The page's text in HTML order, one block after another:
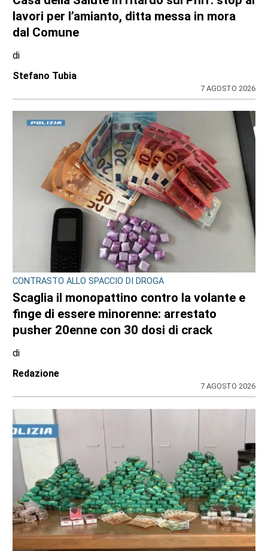
CRONACA
Ciclisti travolti, i carabinieri confermano la
lite con l’automobilista prima del
drammatico fatto: l’uomo si sarebbe
costituito
Redazione
8 AGOSTO 2026
CRONACA NERA
Travolge un gruppo di ciclisti e fugge. Due
feriti gravi, fermato l’automobilista
di
Antonello Micali
8 AGOSTO 2026